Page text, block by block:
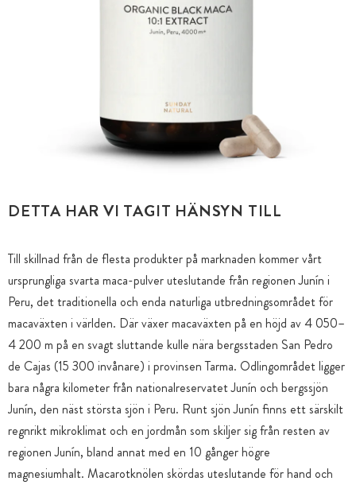
DETTA HAR VI TAGIT HÄNSYN TILL
Till skillnad från de flesta produkter på marknaden kommer vårt
ursprungliga svarta maca-pulver uteslutande från regionen Junín i
Peru, det traditionella och enda naturliga utbredningsområdet för
macaväxten i världen. Där växer macaväxten på en höjd av 4 050–
4 200 m på en svagt sluttande kulle nära bergsstaden San Pedro
de Cajas (15 300 invånare) i provinsen Tarma. Odlingområdet ligger
bara några kilometer från nationalreservatet Junín och bergssjön
Junín, den näst största sjön i Peru. Runt sjön Junín finns ett särskilt
regnrikt mikroklimat och en jordmån som skiljer sig från resten av
regionen Junín, bland annat med en 10 gånger högre
magnesiumhalt. Macarotknölen skördas uteslutande för hand och